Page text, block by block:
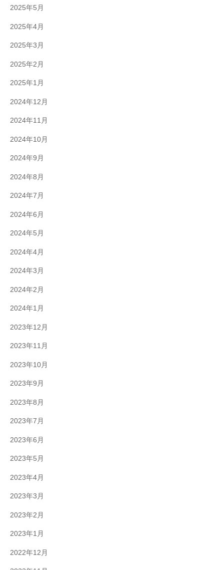
2025年5月
2025年4月
2025年3月
2025年2月
2025年1月
2024年12月
2024年11月
2024年10月
2024年9月
2024年8月
2024年7月
2024年6月
2024年5月
2024年4月
2024年3月
2024年2月
2024年1月
2023年12月
2023年11月
2023年10月
2023年9月
2023年8月
2023年7月
2023年6月
2023年5月
2023年4月
2023年3月
2023年2月
2023年1月
2022年12月